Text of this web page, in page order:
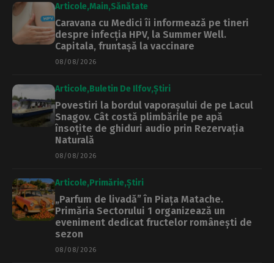
Articole Main Sănătate
Caravana cu Medici îi informează pe tineri
despre infecția HPV, la Summer Well.
Capitala, fruntașă la vaccinare
08/08/2026
Articole Buletin De Ilfov Știri
Povestiri la bordul vaporașului de pe Lacul
Snagov. Cât costă plimbările pe apă
însoțite de ghiduri audio prin Rezervația
Naturală
08/08/2026
Articole Primărie Știri
„Parfum de livadă” în Piața Matache.
Primăria Sectorului 1 organizează un
eveniment dedicat fructelor românești de
sezon
08/08/2026